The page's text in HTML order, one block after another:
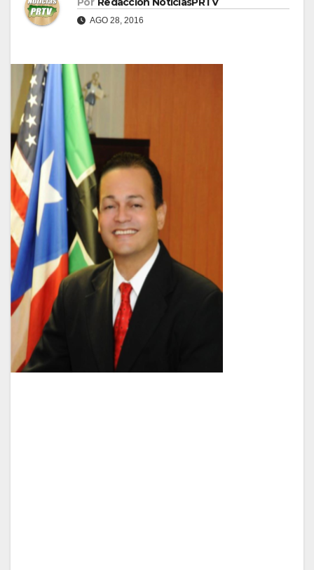
AGO 28, 2016